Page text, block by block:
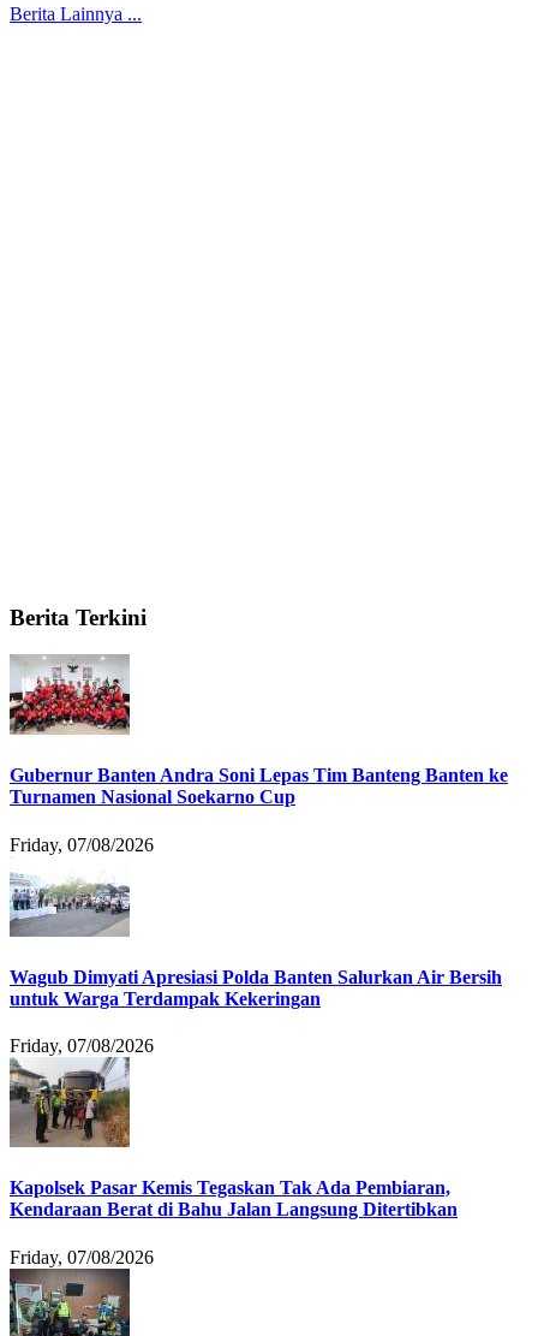
Berita Lainnya ...
Berita Terkini
Gubernur Banten Andra Soni Lepas Tim Banteng Banten ke
Turnamen Nasional Soekarno Cup
Friday, 07/08/2026
Wagub Dimyati Apresiasi Polda Banten Salurkan Air Bersih
untuk Warga Terdampak Kekeringan
Friday, 07/08/2026
Kapolsek Pasar Kemis Tegaskan Tak Ada Pembiaran,
Kendaraan Berat di Bahu Jalan Langsung Ditertibkan
Friday, 07/08/2026